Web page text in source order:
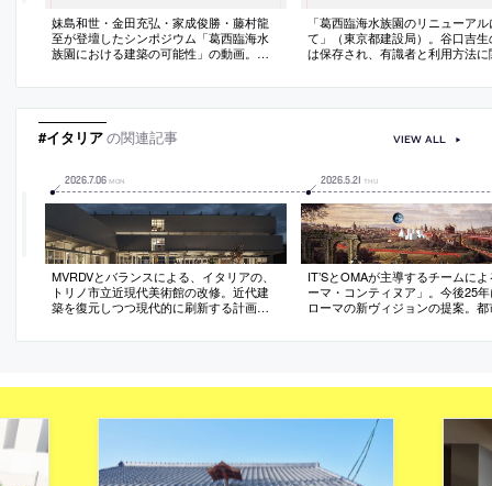
妹島和世・金田充弘・家成俊勝・藤村龍
至が登壇したシンポジウム「葛西臨海水
族園における建築の可能性」の動画。今
月に行われたもの
「葛西臨海水族園のリニューア
て」（東京都建設局）。谷口吉生
は保存され、有識者と利用方法に
緯のまとめも掲載
#イタリアの関連記事
2026.7.06 MON
MVRDVとバランスによる、イタリアの、
トリノ市立近現代美術館の改修。近代建
築を復元しつつ現代的に刷新する計画。
作ると共に、地下にコレクションを鑑賞
とも繋ぐ
2026.5.21 THU
IT’SとOMAが主導するチームに
ーマ・コンティヌア」。今後25
ローマの新ヴィジョンの提案。都
ビーイング、美、知識、改革と拡
VIEW ALL